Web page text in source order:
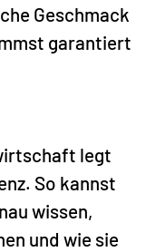
Geschmack
garantiert
legt
So kannst
wissen,
und wie sie